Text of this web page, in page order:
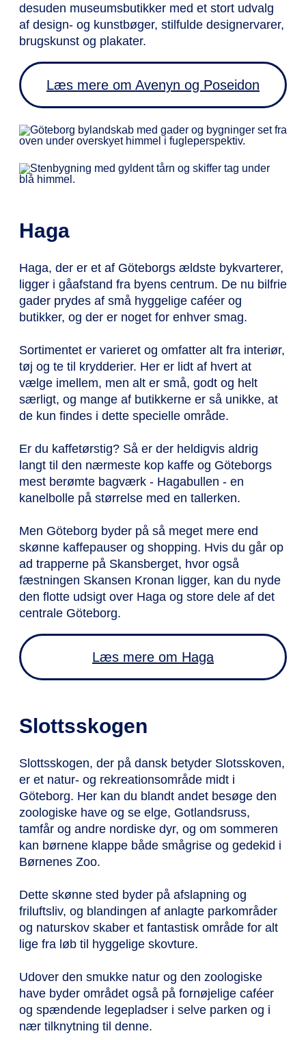
desuden museumsbutikker med et stort udvalg
af design- og kunstbøger, stilfulde designervarer,
brugskunst og plakater.
Læs mere om Avenyn og Poseidon
Haga
Haga, der er et af Göteborgs ældste bykvarterer,
ligger i gåafstand fra byens centrum. De nu bilfrie
gader prydes af små hyggelige caféer og
butikker, og der er noget for enhver smag.
Sortimentet er varieret og omfatter alt fra interiør,
tøj og te til krydderier. Her er lidt af hvert at
vælge imellem, men alt er små, godt og helt
særligt, og mange af butikkerne er så unikke, at
de kun findes i dette specielle område.
Er du kaffetørstig? Så er der heldigvis aldrig
langt til den nærmeste kop kaffe og Göteborgs
mest berømte bagværk - Hagabullen - en
kanelbolle på størrelse med en tallerken.
Men Göteborg byder på så meget mere end
skønne kaffepauser og shopping. Hvis du går op
ad trapperne på Skansberget, hvor også
fæstningen Skansen Kronan ligger, kan du nyde
den flotte udsigt over Haga og store dele af det
centrale Göteborg.
Læs mere om Haga
Slottsskogen
Slottsskogen, der på dansk betyder Slotsskoven,
er et natur- og rekreationsområde midt i
Göteborg. Her kan du blandt andet besøge den
zoologiske have og se elge, Gotlandsruss,
tamfår og andre nordiske dyr, og om sommeren
kan børnene klappe både smågrise og gedekid i
Børnenes Zoo.
Dette skønne sted byder på afslapning og
friluftsliv, og blandingen af ​​anlagte parkområder
og naturskov skaber et fantastisk område for alt
lige fra løb til hyggelige skovture.
Udover den smukke natur og den zoologiske
have byder området også på fornøjelige caféer
og spændende legepladser i selve parken og i
nær tilknytning til ​​denne.